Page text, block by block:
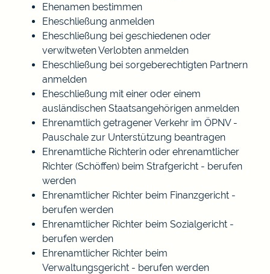
Ehenamen bestimmen
Eheschließung anmelden
Eheschließung bei geschiedenen oder
verwitweten Verlobten anmelden
Eheschließung bei sorgeberechtigten Partnern
anmelden
Eheschließung mit einer oder einem
ausländischen Staatsangehörigen anmelden
Ehrenamtlich getragener Verkehr im ÖPNV -
Pauschale zur Unterstützung beantragen
Ehrenamtliche Richterin oder ehrenamtlicher
Richter (Schöffen) beim Strafgericht - berufen
werden
Ehrenamtlicher Richter beim Finanzgericht -
berufen werden
Ehrenamtlicher Richter beim Sozialgericht -
berufen werden
Ehrenamtlicher Richter beim
Verwaltungsgericht - berufen werden